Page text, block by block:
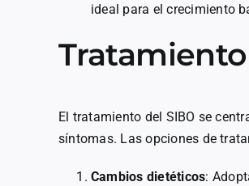
ideal para el crecimiento
El tratamiento del SIBO se
síntomas. Las opciones de
Cambios dietéticos: